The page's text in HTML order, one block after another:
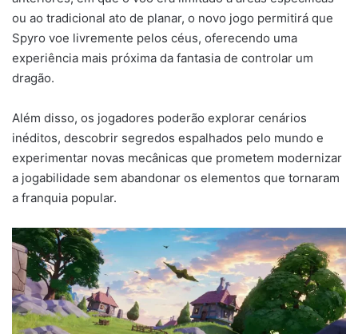
ou ao tradicional ato de planar, o novo jogo permitirá que
Spyro voe livremente pelos céus, oferecendo uma
experiência mais próxima da fantasia de controlar um
dragão.
Além disso, os jogadores poderão explorar cenários
inéditos, descobrir segredos espalhados pelo mundo e
experimentar novas mecânicas que prometem modernizar
a jogabilidade sem abandonar os elementos que tornaram
a franquia popular.